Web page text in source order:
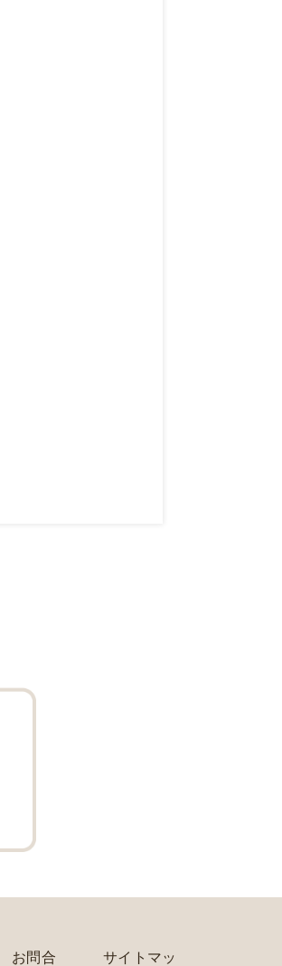
お問合 サイトマッ